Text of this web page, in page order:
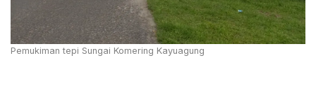
Pemukiman tepi Sungai Komering Kayuagung